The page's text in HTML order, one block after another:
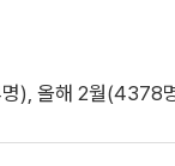
), 올해 2월(4378